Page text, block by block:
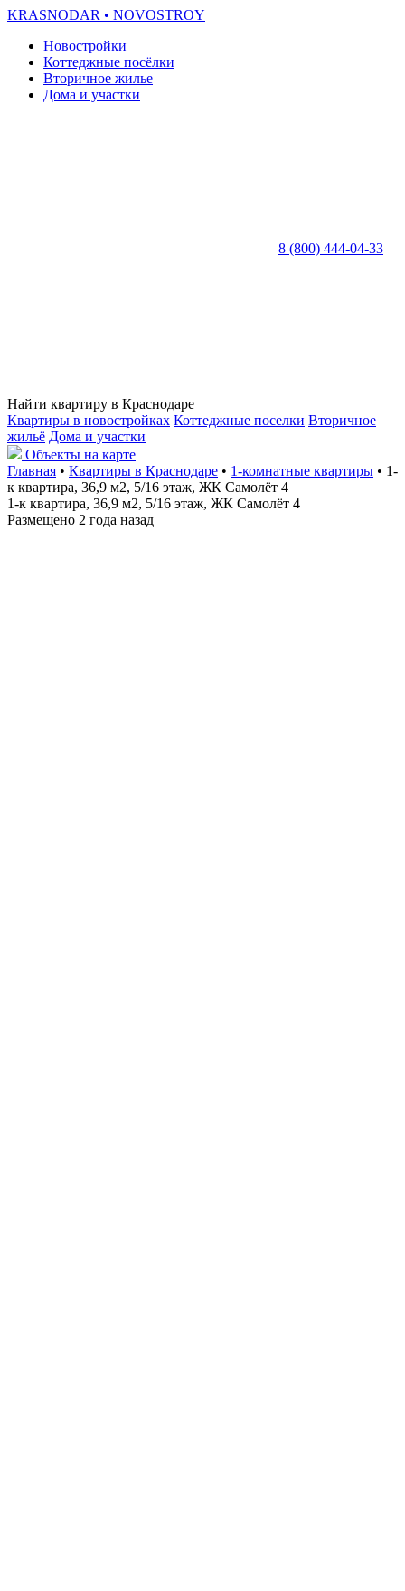
KRASNODAR • NOVOSTROY
Новостройки
Коттеджные посёлки
Вторичное жилье
Дома и участки
8 (800) 444-04-33
Найти квартиру в Краснодаре
Квартиры в новостройках Коттеджные поселки Вторичное
жильё Дома и участки
Объекты на карте
Главная • Квартиры в Краснодаре • 1-комнатные квартиры • 1-
к квартира, 36,9 м2, 5/16 этаж, ЖК Самолёт 4
1-к квартира, 36,9 м2, 5/16 этаж, ЖК Самолёт 4
Размещено 2 года назад